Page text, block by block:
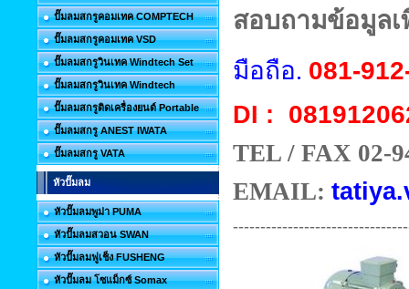
ปั๊มลมสกรูคอมเทค COMPTECH
ปั๊มลมสกรูคอมเทค VSD
ปั๊มลมสกรูวินเทค Windtech Set
ปั๊มลมสกรูวินเทค Windtech
ปั๊มลมสกรูติดเครื่องยนต์ Portable
ปั๊มลมสกรู ANEST IWATA
ปั๊มลมสกรู VATA
หัวปั๊มลม
หัวปั๊มลมพูม่า PUMA
หัวปั๊มลมสวอน SWAN
หัวปั๊มลมฟูเช็ง FUSHENG
หัวปั๊มลม โซแม็กซ์ Somax
สอบถามข้อมูลเ
มือถือ. 081-
DI :
TEL / FAX 02-
EMAIL: tatiya.